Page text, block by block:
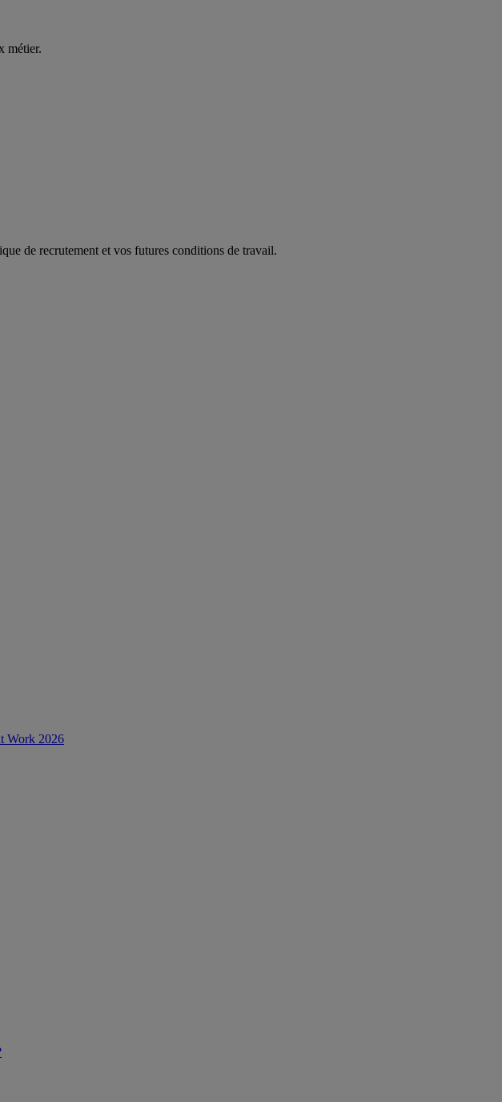
métier.
de recrutement et vos futures conditions de travail.
Work 2026